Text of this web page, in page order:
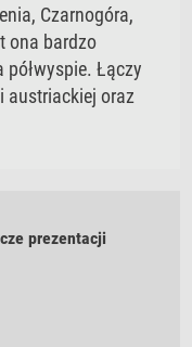
Czarnogóra,
ona bardzo
półwyspie. Łączy
austriackiej oraz
prezentacji